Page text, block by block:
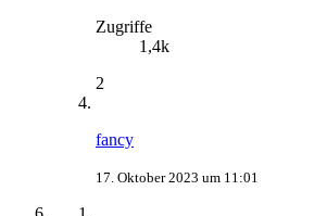
Zugriffe
1,4k
2
fancy
17. Oktober 2023 um 11:01